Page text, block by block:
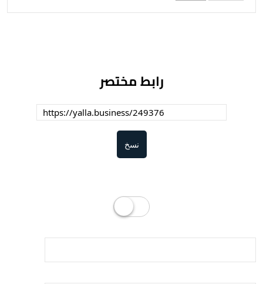
رابط مختصر
نسخ